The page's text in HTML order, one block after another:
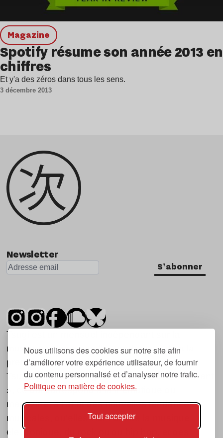
Nous utilisons des cookies sur notre site afin
d’améliorer votre expérience utilisateur, de fournir
du contenu personnalisé et d’analyser notre trafic.
Politique en matière de cookies.
Tout accepter
magazine
Spotify résume son année 2013 en
chiffres
Et y'a des zéros dans tous les sens.
3 décembre 2013
Newsletter
S'abonner
Tsugi est un mensuel indépendant sur la
musique et les nouvelles tendances, dont la
première parution date de 2007.
Tsugi en japonais signifie « prochain », « suivant
», ce qui correspond à la thématique du
magazine, à l’affût des nouvelles tendances
musicales, qu’elles viennent de la musique
électronique, du rock ou du hip hop, et des